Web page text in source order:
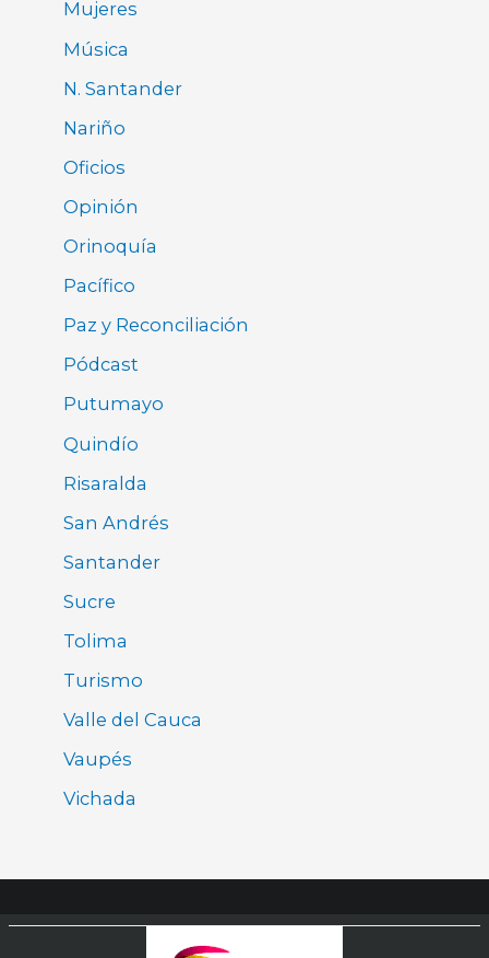
Mujeres
Música
N. Santander
Nariño
Oficios
Opinión
Orinoquía
Pacífico
Paz y Reconciliación
Pódcast
Putumayo
Quindío
Risaralda
San Andrés
Santander
Sucre
Tolima
Turismo
Valle del Cauca
Vaupés
Vichada